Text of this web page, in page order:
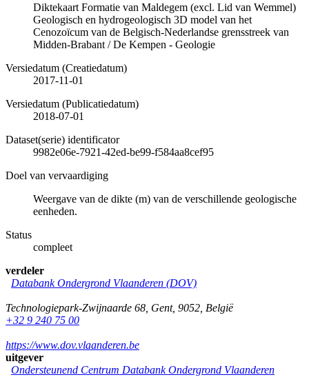
Diktekaart Formatie van Maldegem (excl. Lid van Wemmel)
Geologisch en hydrogeologisch 3D model van het
Cenozoïcum van de Belgisch-Nederlandse grensstreek van
Midden-Brabant / De Kempen - Geologie
Versiedatum (Creatiedatum)
2017-11-01
Versiedatum (Publicatiedatum)
2018-07-01
Dataset(serie) identificator
9982e06e-7921-42ed-be99-f584aa8cef95
Doel van vervaardiging
Weergave van de dikte (m) van de verschillende geologische
eenheden.
Status
compleet
verdeler
Databank Ondergrond Vlaanderen (DOV)
Technologiepark-Zwijnaarde 68 Gent, 9052 België
+32 9 240 75 00
https://www.dov.vlaanderen.be
uitgever
Ondersteunend Centrum Databank Ondergrond Vlaanderen